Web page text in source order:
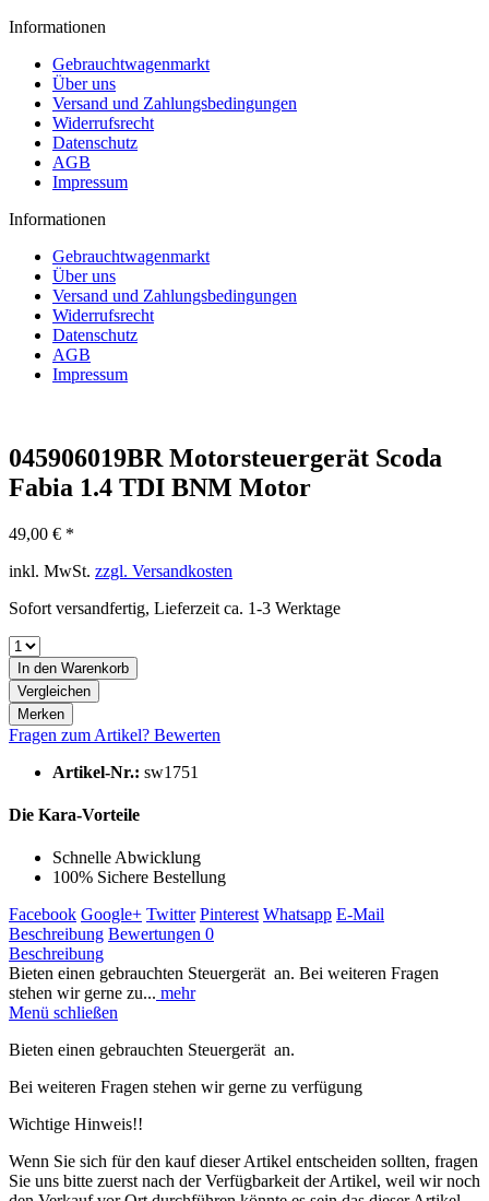
Informationen
Gebrauchtwagenmarkt
Über uns
Versand und Zahlungsbedingungen
Widerrufsrecht
Datenschutz
AGB
Impressum
Informationen
Gebrauchtwagenmarkt
Über uns
Versand und Zahlungsbedingungen
Widerrufsrecht
Datenschutz
AGB
Impressum
045906019BR Motorsteuergerät Scoda
In den Warenkorb
Vergleichen
Merken
Schnelle Abwicklung
Facebook Google+ Twitter Pinterest
Beschreibung
Beschreibung
Bieten einen gebrauchten Steuergerät an. Bei weiteren Fragen
stehen wir gerne zu...
Wenn Sie sich für den kauf dieser Artikel entscheiden sollten, fragen